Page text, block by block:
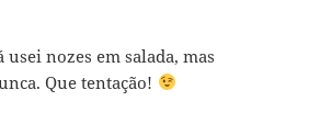
usei nozes em salada, mas
Que tentação!